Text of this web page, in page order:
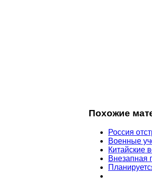
Похожие
Россия
Военные
Китайские
Внезапная